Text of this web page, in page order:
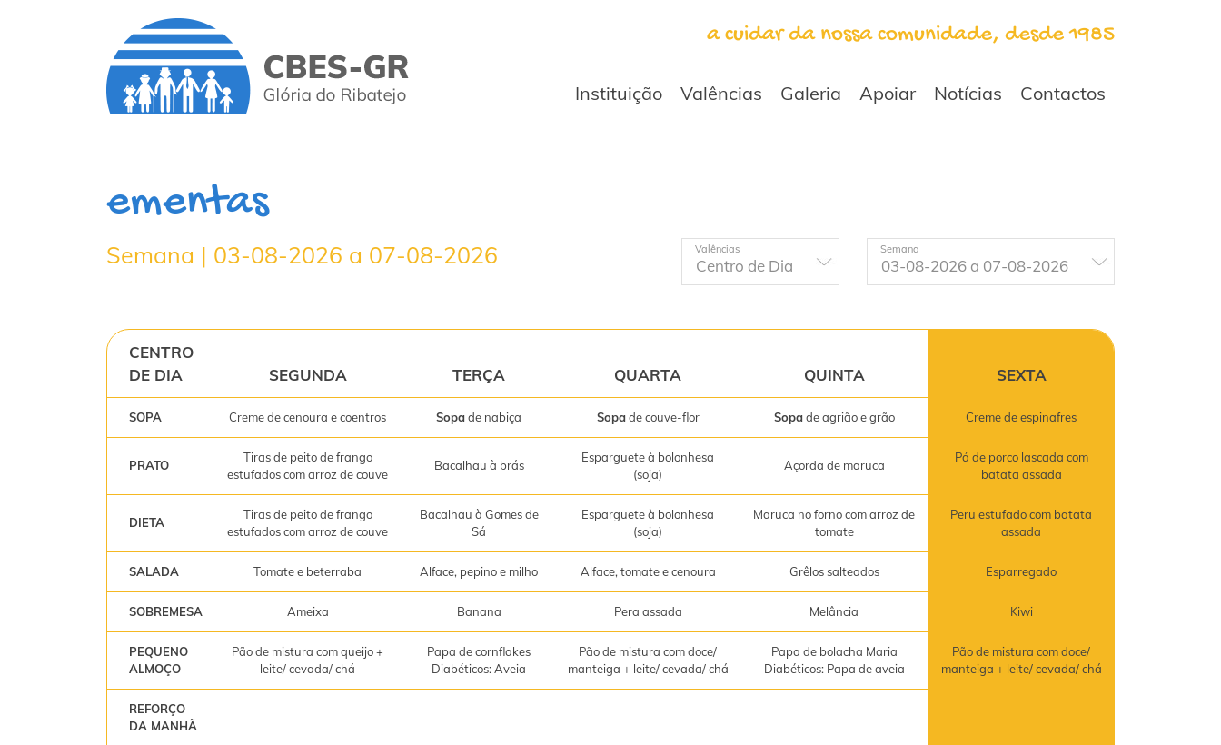
a cuidar da nossa comunidade, desde 1985
Instituição Valências Galeria Apoiar Notícias Contactos
ementas
Semana | 03-08-2026 a 07-08-2026 Valências Semana
CENTRO
DE DIA
SEGUNDA TERÇA QUARTA QUINTA SEXTA
SOPA Creme de cenoura e coentros Sopade nabiça Sopade couve-flor Sopade agrião e grão Creme de espinafres
PRATO
Tiras de peito de frango
estufados com arroz de couve
Bacalhau à brás
Esparguete à bolonhesa
(soja)
Açorda de maruca
Pá de porco lascada com
batata assada
DIETA
Tiras de peito de frango
estufados com arroz de couve
Bacalhau à Gomes de
Sá
Esparguete à bolonhesa
(soja)
Maruca no forno com arroz de
tomate
Peru estufado com batata
assada
SALADA Tomate e beterraba Alface, pepino e milho Alface, tomate e cenoura Grêlos salteados Esparregado
SOBREMESA Ameixa Banana Pera assada Melância Kiwi
PEQUENO
ALMOÇO
Pão de mistura com queijo +
leite/ cevada/ chá
Papa de cornflakes
Diabéticos: Aveia
Pão de mistura com doce/
manteiga + leite/ cevada/ chá
Papa de bolacha Maria
Diabéticos: Papa de aveia
Pão de mistura com doce/
manteiga + leite/ cevada/ chá
REFORÇO
DA MANHÃ